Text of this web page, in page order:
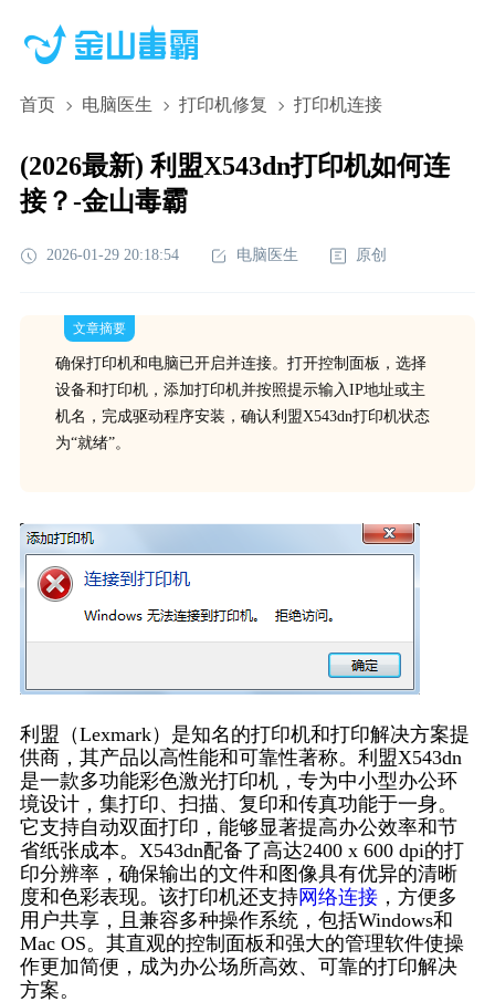
首页 电脑医生 打印机修复 打印机连接
(2026最新) 利盟X543dn打印机如何连
接？-金山毒霸
2026-01-29 20:18:54 电脑医生 原创
文章摘要
确保打印机和电脑已开启并连接。打开控制面板，选择
设备和打印机，添加打印机并按照提示输入IP地址或主
机名，完成驱动程序安装，确认利盟X543dn打印机状态
为“就绪”。
利盟（Lexmark）是知名的打印机和打印解决方案提
供商，其产品以高性能和可靠性著称。利盟X543dn
是一款多功能彩色激光打印机，专为中小型办公环
境设计，集打印、扫描、复印和传真功能于一身。
它支持自动双面打印，能够显著提高办公效率和节
省纸张成本。X543dn配备了高达2400 x 600 dpi的打
印分辨率，确保输出的文件和图像具有优异的清晰
度和色彩表现。该打印机还支持网络连接，方便多
用户共享，且兼容多种操作系统，包括Windows和
Mac OS。其直观的控制面板和强大的管理软件使操
作更加简便，成为办公场所高效、可靠的打印解决
方案。